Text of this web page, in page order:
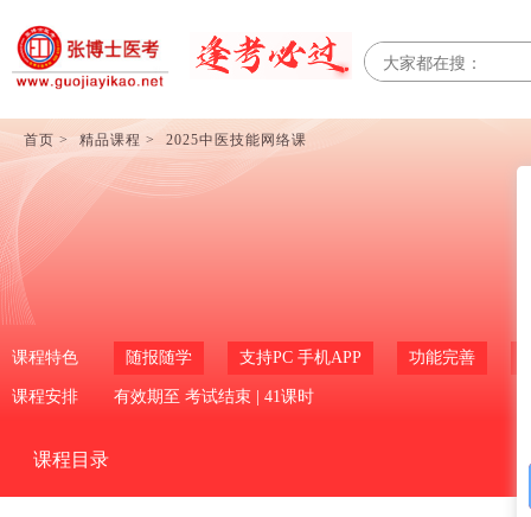
首页 > 精品课程 > 2025中医技能网络课
2025中医技能网络课
课程特色 随报随学 支持PC 手机APP 功能完善
课程安排 有效期至 考试结束 | 41课时
课程目录